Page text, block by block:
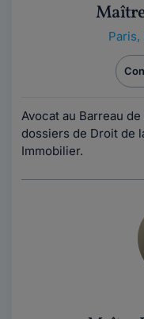
Paris,
Avocat au Barreau
dossiers de Droit de
Immobilier.